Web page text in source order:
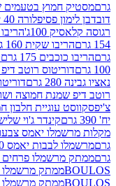
בטעמים שונים 40 יחידות 328 גרם
40 יחידות 328 גרם
הריבו בלוני לבבות 140 גרם
160 גרם דובי צבעוני
175 גרם
ריטר לבן
רוטב דיפ סלסה חריף עדין
דוריטוס רוטב דיפ
חמוצה ושום 280 גרם
עוגיית חלבון חמאת
קינדר ג'וי שלישייה 60 גרם
צבעוני 18 יח' 270 גרם
יאמס 160 גרם